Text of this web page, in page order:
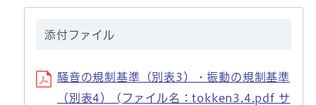
添付ファイル
騒音の規制基準（別表3）・振動の規制基準
（別表4） (ファイル名：tokken3.4.pdf サ